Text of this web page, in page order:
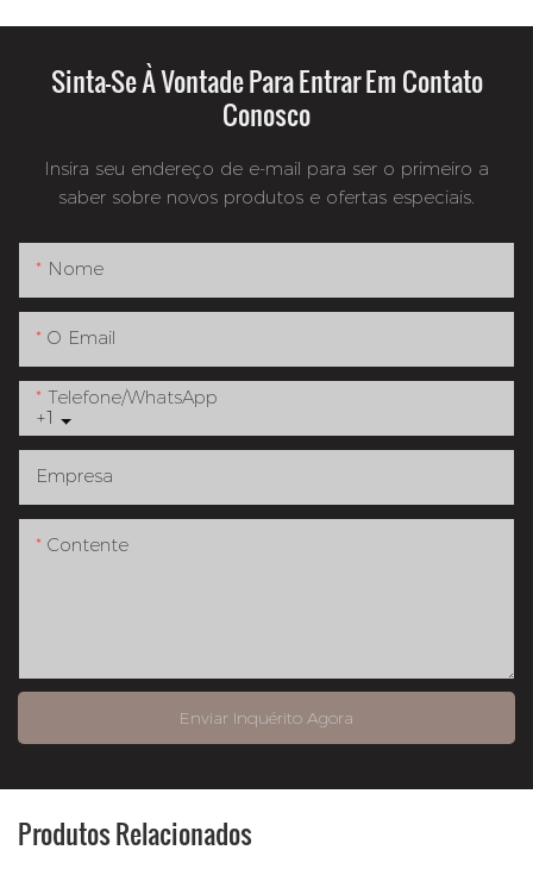
Sinta-Se À Vontade Para Entrar Em Contato
Conosco
Insira seu endereço de e-mail para ser o primeiro a
saber sobre novos produtos e ofertas especiais.
Nome
O Email
+1
Telefone/whatsApp
Empresa
Contente
Enviar Inquérito Agora
Produtos Relacionados